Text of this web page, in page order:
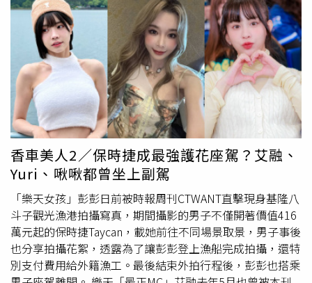
單。直到某次前夫又在職場大吵下跪，香菱躲進廁所報警，
警方破門前一刻，前夫竟一秒恢復正常，香菱亮出先前偷錄
的發瘋影片，這才驚覺「原來以前全是用演的」。離婚時，
婆家甚至反咬要求贍養費，狠嗆：「妳還不是看上我兒子肉
體。」讓香菱三觀盡碎。主持人謝震武律師忍不住直言：
「我們也看不懂妳到底圖他什麼？」香菱則苦笑坦言，因原
生家庭缺愛，「當時以為『什麼都不圖的愛，才是高尚的
愛』」。歷經荒謬婚姻後，23歲的香菱以為迎來曙光，在交
友軟體認識自稱從事貿易的27歲富商男。對方出手闊綽，不
僅開跑車接送、隨手包六位數紅包，還稱「前一年賺八千
萬」。富商男以「10天獲利1%」、「黃金投資3個月翻
倍」等甜頭為誘餌，讓香菱卸下心防，陸續掏出兩千萬元投
入房地產與黃金投資。不料一切都是精心策劃的圈套，男方
私自將資金拿去「周轉」，隨後香菱成為知名網紅，收到多
位受害者私訊，才驚覺男友根本是專業詐騙集團，連當初接
送她的跑車應該都是花她的錢買的。香菱坦言當時因情侶關
香車美人2／保時捷成最強護花座駕？艾融、
Yuri、啾啾都曾坐上副駕
「樂天女孩」彭彭日前被時報周刊CTWANT直擊現身基隆八
斗子觀光漁港拍攝寫真，期間攝影的男子不僅開著價值416
萬元起的保時捷Taycan，載她前往不同場景取景，男子事後
也分享拍攝花絮，透露為了讓彭彭登上漁船完成拍攝，還特
別支付費用給外籍漁工。最後結束外拍行程後，彭彭也搭乘